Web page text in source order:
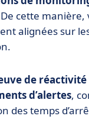
cette manière,
alignées sur
de
d’alertes,
des temps